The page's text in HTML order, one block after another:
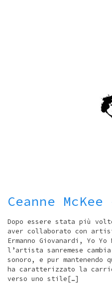
Ceanne
Dopo essere stata più
aver collaborato con
Ermanno Giovanardi, Yo
l’artista sanremese
sonoro, e pur mantenendo
ha caratterizzato la
verso uno stile[…]